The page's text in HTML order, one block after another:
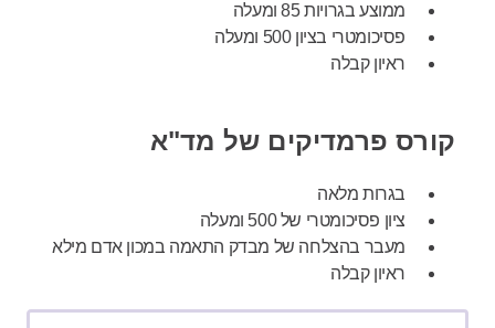
ממוצע בגרויות 85 ומעלה
פסיכומטרי בציון 500 ומעלה
ראיון קבלה
קורס פרמדיקים של מד"א
בגרות מלאה
ציון פסיכומטרי של 500 ומעלה
מעבר בהצלחה של מבדק התאמה במכון אדם מילא
ראיון קבלה